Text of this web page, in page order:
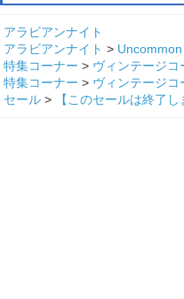
アラビアンナイト
アラビアンナイト > Uncommon
特集コーナー > ヴィンテージコ
特集コーナー > ヴィンテージコ
セール > 【このセールは終了